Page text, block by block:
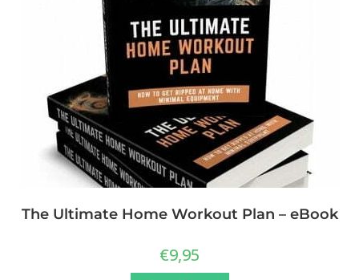
The Ultimate Home Workout Plan – eBook
€9,95